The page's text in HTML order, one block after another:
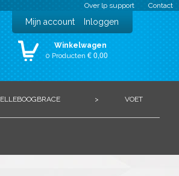
Over lp support Contact
Mijn account Inloggen
Winkelwagen
0 Producten € 0,00
ELLEBOOGBRACE > VOET